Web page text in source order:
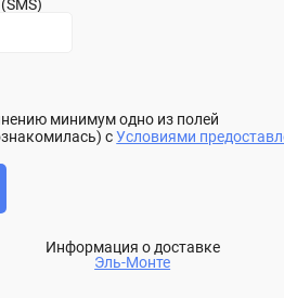
минимум одно из полей
сУсловиями
Информация о доставке
Эль-Монте